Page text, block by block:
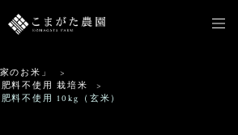
のお米」
料不使用 栽培米
料不使用 10kg（玄米）